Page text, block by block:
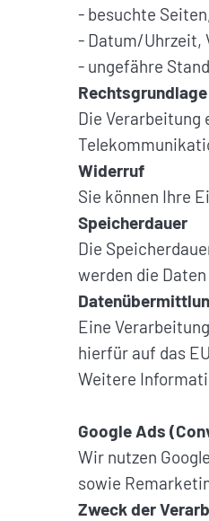
- besuchte
- Datum/Uhrzeit,
- ungefähre
Rechtsgrundlage
Die Verarbeitung
Widerruf
Sie können Ihre
Speicherdauer
Die
werden die
Eine
hierfür auf das
Weitere
Google Ads
Wir nutzen
sowie
Zweck der